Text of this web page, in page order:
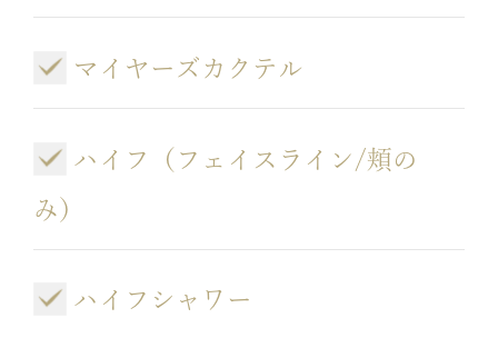
マイヤーズカクテル
ハイフ（フェイスライン/頬の
み）
ハイフシャワー